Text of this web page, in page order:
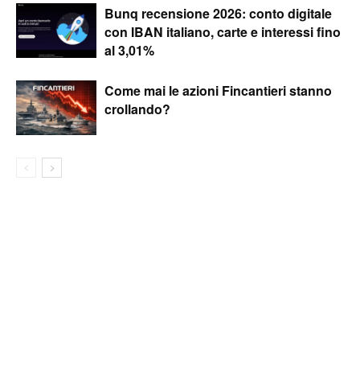
Bunq recensione 2026: conto digitale
con IBAN italiano, carte e interessi fino
al 3,01%
Come mai le azioni Fincantieri stanno
crollando?